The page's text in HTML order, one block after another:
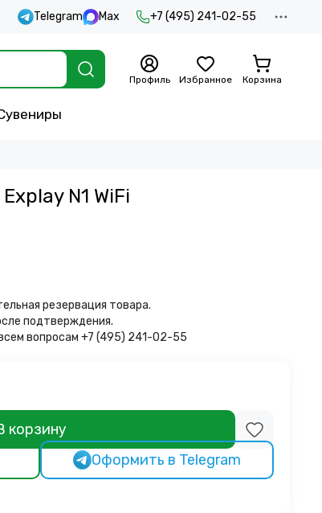
Telegram Max +7 (495) 241-02-55
Профиль Избранное Корзина
N1 WiFi
резервация товара.
подтверждения.
вопросам +7 (495) 241-02-55
корзину
Оформить в Telegram